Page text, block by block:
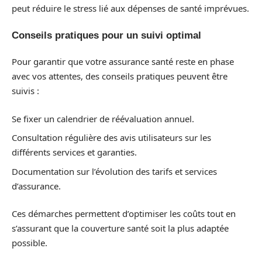
peut réduire le stress lié aux dépenses de santé imprévues.
Conseils pratiques pour un suivi optimal
Pour garantir que votre assurance santé reste en phase
avec vos attentes, des conseils pratiques peuvent être
suivis :
Se fixer un calendrier de réévaluation annuel.
Consultation régulière des avis utilisateurs sur les
différents services et garanties.
Documentation sur l’évolution des tarifs et services
d’assurance.
Ces démarches permettent d’optimiser les coûts tout en
s’assurant que la couverture santé soit la plus adaptée
possible.